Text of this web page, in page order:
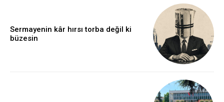
Sermayenin kâr hırsı torba değil ki
büzesin